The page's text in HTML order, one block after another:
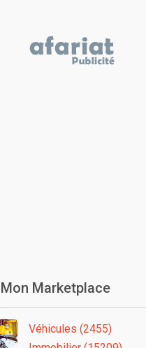
Mon Marketplace
Véhicules (2455)